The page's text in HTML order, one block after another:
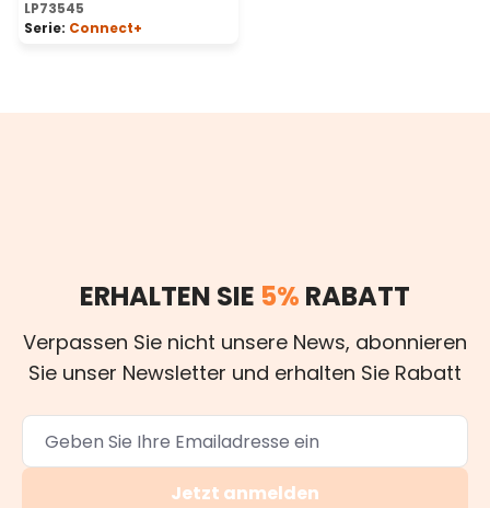
LP73545
Serie: Connect+
ERHALTEN SIE 5% RABATT
Verpassen Sie nicht unsere News, abonnieren
Sie unser Newsletter und erhalten Sie Rabatt
Jetzt anmelden